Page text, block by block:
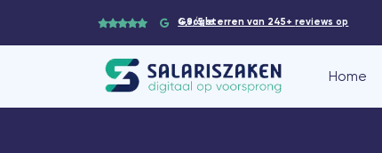
4,9/5 sterren van 245+
reviews op Google
Home